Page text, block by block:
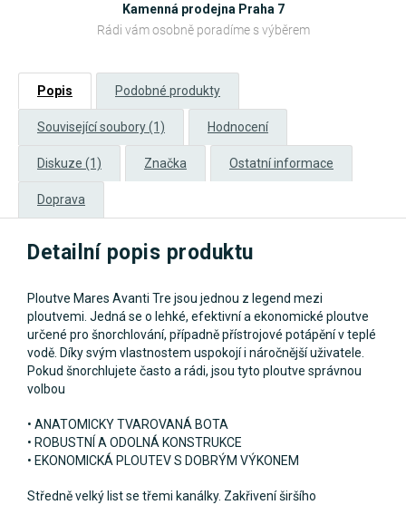
Kamenná prodejna Praha 7
Rádi vám osobně poradíme s výběrem
Popis Podobné produkty
Související soubory (1) Hodnocení
Diskuze (1) Značka Ostatní informace
Doprava
Detailní popis produktu
Ploutve Mares Avanti Tre jsou jednou z legend mezi
ploutvemi. Jedná se o lehké, efektivní a ekonomické ploutve
určené pro šnorchlování, případně přístrojové potápění v teplé
vodě. Díky svým vlastnostem uspokojí i náročnější uživatele.
Pokud šnorchlujete často a rádi, jsou tyto ploutve správnou
volbou
• ANATOMICKY TVAROVANÁ BOTA
• ROBUSTNÍ A ODOLNÁ KONSTRUKCE
• EKONOMICKÁ PLOUTEV S DOBRÝM VÝKONEM
Středně velký list se třemi kanálky. Zakřivení širšího